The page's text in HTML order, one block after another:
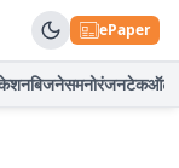
ePaper
बिजनेसमनोरंजनटेकऑटो